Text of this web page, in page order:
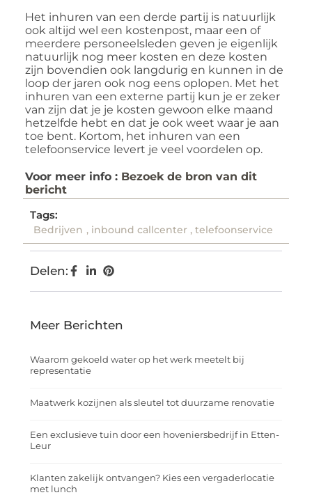
Het inhuren van een derde partij is natuurlijk
ook altijd wel een kostenpost, maar een of
meerdere personeelsleden geven je eigenlijk
natuurlijk nog meer kosten en deze kosten
zijn bovendien ook langdurig en kunnen in de
loop der jaren ook nog eens oplopen. Met het
inhuren van een externe partij kun je er zeker
van zijn dat je je kosten gewoon elke maand
hetzelfde hebt en dat je ook weet waar je aan
toe bent. Kortom, het inhuren van een
telefoonservice levert je veel voordelen op.
Voor meer info : Bezoek de bron van dit
bericht
Tags:
Bedrijven , inbound callcenter , telefoonservice
Delen:
Meer Berichten
Waarom gekoeld water op het werk meetelt bij
representatie
Maatwerk kozijnen als sleutel tot duurzame renovatie
Een exclusieve tuin door een hoveniersbedrijf in Etten-
Leur
Klanten zakelijk ontvangen? Kies een vergaderlocatie
met lunch